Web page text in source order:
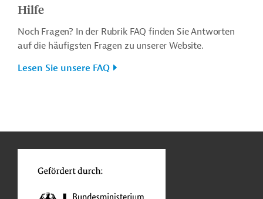
Hilfe
Noch Fragen? In der Rubrik FAQ finden Sie Antworten
auf die häufigsten Fragen zu unserer Website.
Lesen Sie unsere FAQ